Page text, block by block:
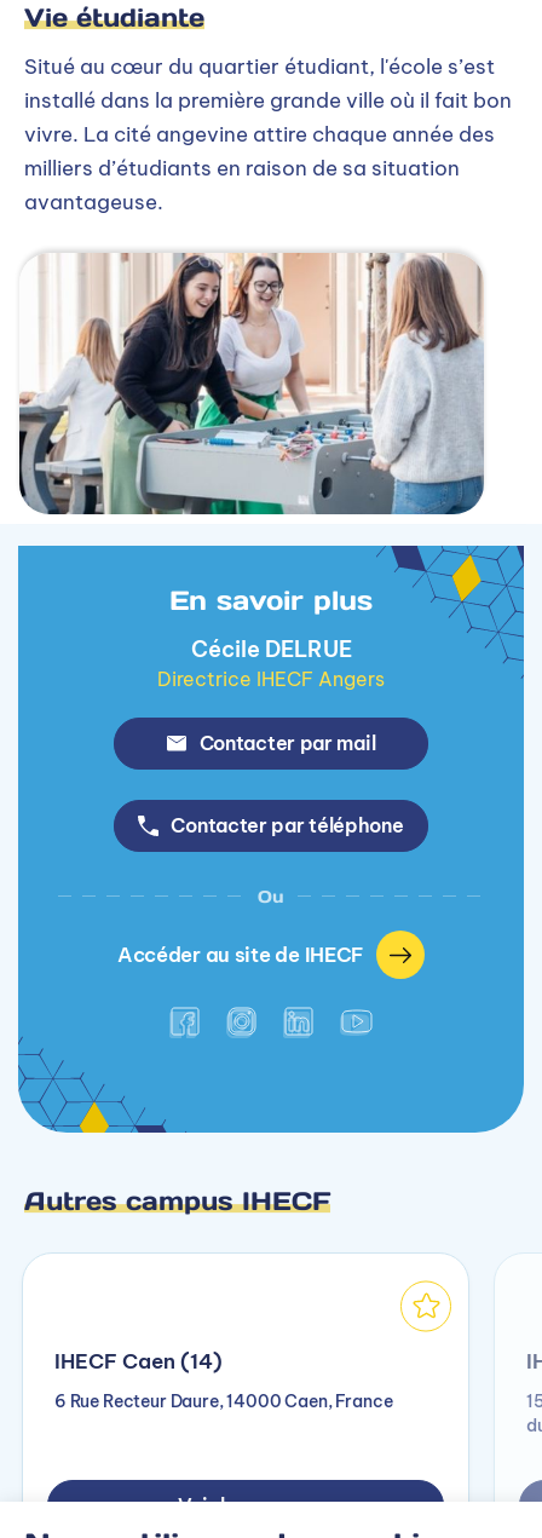
Vie étudiante
Situé au cœur du quartier étudiant, l'école s’est
installé dans la première grande ville où il fait bon
vivre. La cité angevine attire chaque année des
milliers d’étudiants en raison de sa situation
avantageuse.
En savoir plus
Cécile DELRUE
Directrice IHECF Angers
Contacter par mail
Contacter par téléphone
Ou
Accéder au site de IHECF
Autres campus IHECF
IHECF Caen (14)
6 Rue Recteur Daure, 14000 Caen, France
Voir le campus